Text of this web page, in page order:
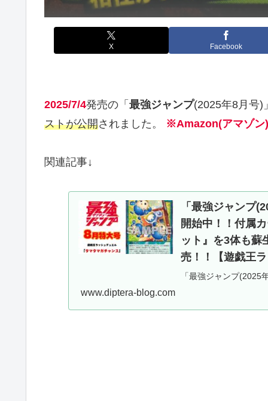
X Facebook
2025/7/4発売の「 最強ジャンプ(2025年8月号)
ストが公開されました。 ※Amazon(アマゾン
関連記事↓
「最強ジャンプ
開始中！！付属
ット』を3体も蘇
売！！【遊戯王
「最強ジャンプ(2025
www.diptera-blog.com